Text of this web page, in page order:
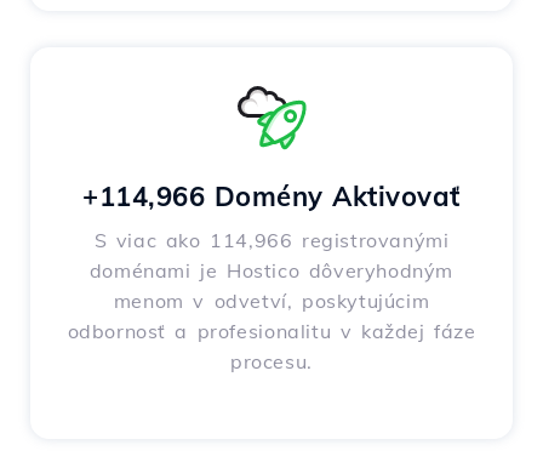
+114,966 Domény Aktivovať
S viac ako 114,966 registrovanými
doménami je Hostico dôveryhodným
menom v odvetví, poskytujúcim
odbornosť a profesionalitu v každej fáze
procesu.